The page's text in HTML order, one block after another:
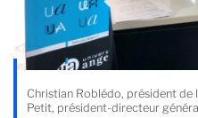
Christian Roblédo, président de
Petit, président-directeur